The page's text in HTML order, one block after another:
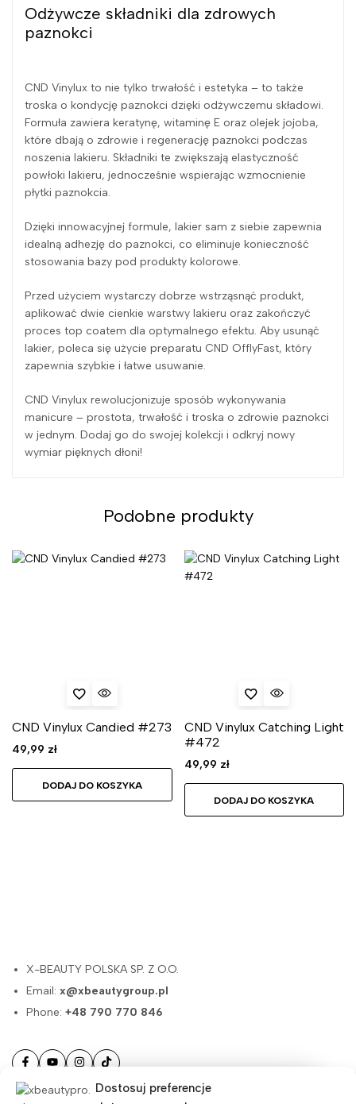
Dostosuj preferencje
Odżywcze składniki dla zdrowych
paznokci
CND Vinylux to nie tylko trwałość i estetyka – to także
troska o kondycję paznokci dzięki odżywczemu składowi.
Formuła zawiera keratynę, witaminę E oraz olejek jojoba,
które dbają o zdrowie i regenerację paznokci podczas
noszenia lakieru. Składniki te zwiększają elastyczność
powłoki lakieru, jednocześnie wspierając wzmocnienie
płytki paznokcia.
Dzięki innowacyjnej formule, lakier sam z siebie zapewnia
idealną adhezję do paznokci, co eliminuje konieczność
stosowania bazy pod produkty kolorowe.
Przed użyciem wystarczy dobrze wstrząsnąć produkt,
aplikować dwie cienkie warstwy lakieru oraz zakończyć
proces top coatem dla optymalnego efektu. Aby usunąć
lakier, poleca się użycie preparatu CND OfflyFast, który
zapewnia szybkie i łatwe usuwanie.
CND Vinylux rewolucjonizuje sposób wykonywania
manicure – prostota, trwałość i troska o zdrowie paznokci
w jednym. Dodaj go do swojej kolekcji i odkryj nowy
wymiar pięknych dłoni!
Podobne produkty
CND Vinylux Candied #273
49,99 zł
DODAJ DO KOSZYKA
CND Vinylux Catching Light
#472
49,99 zł
DODAJ DO KOSZYKA
X-BEAUTY POLSKA SP. Z O.O.
Email:x@xbeautygroup.pl
Phone:+48 790 770 846
Masz pytania?